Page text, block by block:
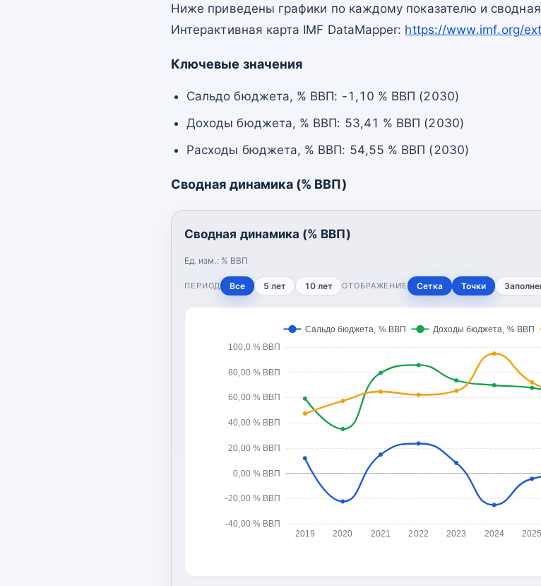
Ниже приведены графики по каждому показателю и
Интерактивная карта IMF DataMapper: https://www.imf.org/
Ключевые значения
Сальдо бюджета, % ВВП: -1,10 % ВВП (2030)
Доходы бюджета, % ВВП: 53,41 % ВВП (2030)
Расходы бюджета, % ВВП: 54,55 % ВВП (2030)
Сводная динамика (% ВВП)
Сводная динамика (% ВВП)
Ед. изм.: % ВВП
ПЕРИОД Все 5 лет 10 лет ОТОБРАЖЕНИЕ Сетка Точки
-40,00 % ВВП
-20,00 % ВВП
0,00 % ВВП
20,00 % ВВП
40,00 % ВВП
60,00 % ВВП
80,00 % ВВП
100,0 % ВВП
2019 2020 2021 2022 2023 2024 2025
Сальдо бюджета, % ВВП Доходы бюджета, % ВВП